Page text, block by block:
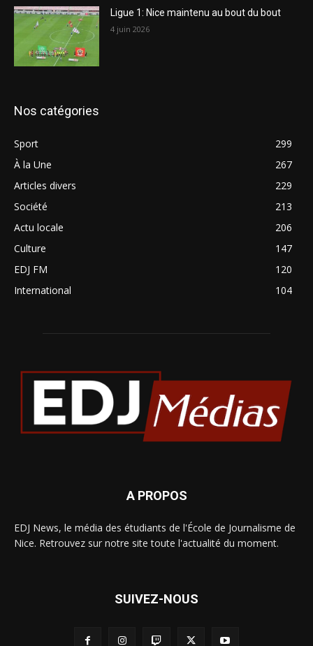
Ligue 1: Nice maintenu au bout du bout
4 juin 2026
Nos catégories
Sport
299
À la Une
267
Articles divers
229
Société
213
Actu locale
206
Culture
147
EDJ FM
120
International
104
A PROPOS
EDJ News, le média des étudiants de l'École de Journalisme de
Nice. Retrouvez sur notre site toute l'actualité du moment.
SUIVEZ-NOUS